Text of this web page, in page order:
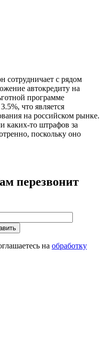
сотрудничает с рядом
автокредиту на
программе
что является
на российском рынке.
каких-то штрафов за
поскольку оно
перезвонит
на обработку